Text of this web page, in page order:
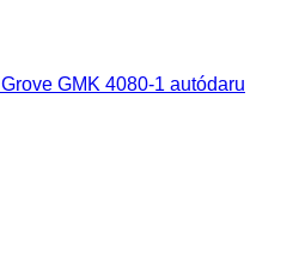
Grove GMK 4080-1 autódaru